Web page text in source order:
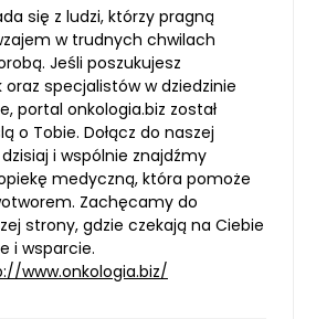
się z ludzi, którzy pragną
w trudnych chwilach
Jeśli poszukujesz
oraz specjalistów w dziedzinie
portal onkologia.biz został
o Tobie. Dołącz do naszej
i wspólnie znajdźmy
medyczną, która pomoże
Zachęcamy do
strony, gdzie czekają na Ciebie
i wsparcie.
www.onkologia.biz/